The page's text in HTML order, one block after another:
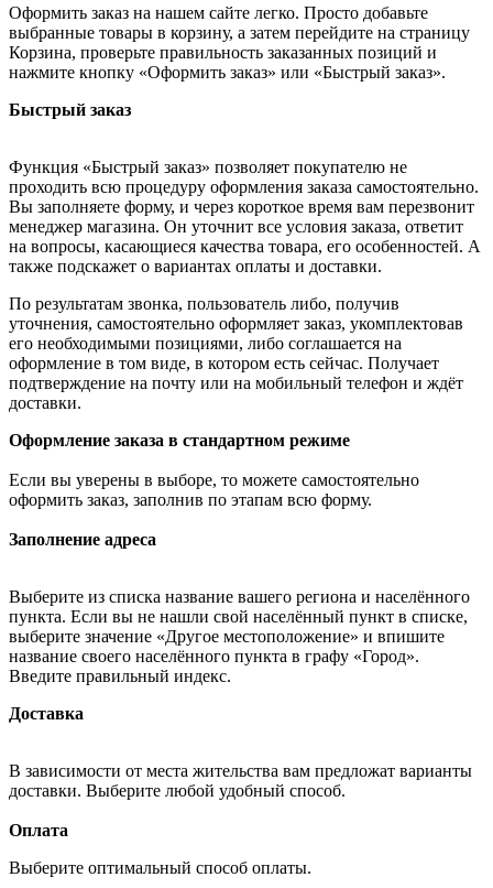
Оформить заказ на нашем сайте легко. Просто добавьте
выбранные товары в корзину, а затем перейдите на страницу
Корзина, проверьте правильность заказанных позиций и
нажмите кнопку «Оформить заказ» или «Быстрый заказ».
Быстрый заказ
Функция «Быстрый заказ» позволяет покупателю не
проходить всю процедуру оформления заказа самостоятельно.
Вы заполняете форму, и через короткое время вам перезвонит
менеджер магазина. Он уточнит все условия заказа, ответит
на вопросы, касающиеся качества товара, его особенностей. А
также подскажет о вариантах оплаты и доставки.
По результатам звонка, пользователь либо, получив
уточнения, самостоятельно оформляет заказ, укомплектовав
его необходимыми позициями, либо соглашается на
оформление в том виде, в котором есть сейчас. Получает
подтверждение на почту или на мобильный телефон и ждёт
доставки.
Оформление заказа в стандартном режиме
Если вы уверены в выборе, то можете самостоятельно
оформить заказ, заполнив по этапам всю форму.
Заполнение адреса
Выберите из списка название вашего региона и населённого
пункта. Если вы не нашли свой населённый пункт в списке,
выберите значение «Другое местоположение» и впишите
название своего населённого пункта в графу «Город».
Введите правильный индекс.
Доставка
В зависимости от места жительства вам предложат варианты
доставки. Выберите любой удобный способ.
Оплата
Выберите оптимальный способ оплаты.